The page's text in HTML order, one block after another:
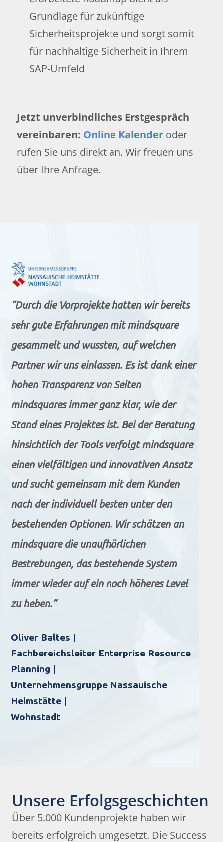
Grundlage für zukünftige
Sicherheitsprojekte und sorgt somit
für nachhaltige Sicherheit in Ihrem
SAP-Umfeld
Jetzt unverbindliches Erstgespräch
vereinbaren: Online Kalender oder
rufen Sie uns direkt an. Wir freuen uns
über Ihre Anfrage.
“Durch die Vorprojekte hatten wir bereits
sehr gute Erfahrungen mit mindsquare
gesammelt und wussten, auf welchen
Partner wir uns einlassen. Es ist dank einer
hohen Transparenz von Seiten
mindsquares immer ganz klar, wie der
Stand eines Projektes ist. Bei der Beratung
hinsichtlich der Tools verfolgt mindsquare
einen vielfältigen und innovativen Ansatz
und sucht gemeinsam mit dem Kunden
nach der individuell besten unter den
bestehenden Optionen. Wir schätzen an
mindsquare die unaufhörlichen
Bestrebungen, das bestehende System
immer wieder auf ein noch höheres Level
zu heben.”
Oliver Baltes |
Fachbereichsleiter Enterprise Resource
Planning |
Unternehmensgruppe Nassauische
Heimstätte |
Wohnstadt
Unsere Erfolgsgeschichten
Über 5.000 Kundenprojekte haben wir
bereits erfolgreich umgesetzt. Die Success